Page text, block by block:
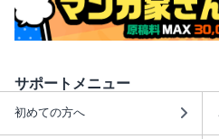
サポートメニュー
初めての方へ